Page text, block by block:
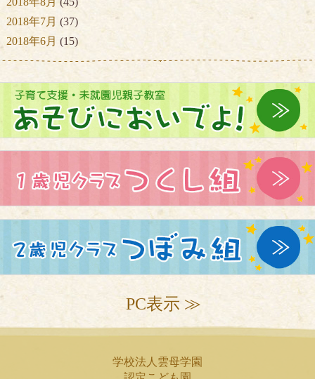
2018年7月 (37)
2018年6月 (15)
PC表示 ≫
学校法人雲母学園